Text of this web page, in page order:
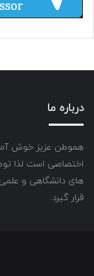
درباره ما
هموطن عزیز خوش
اختصاصی است لذا
های دانشگاهی و علمی
قرار گیرد.